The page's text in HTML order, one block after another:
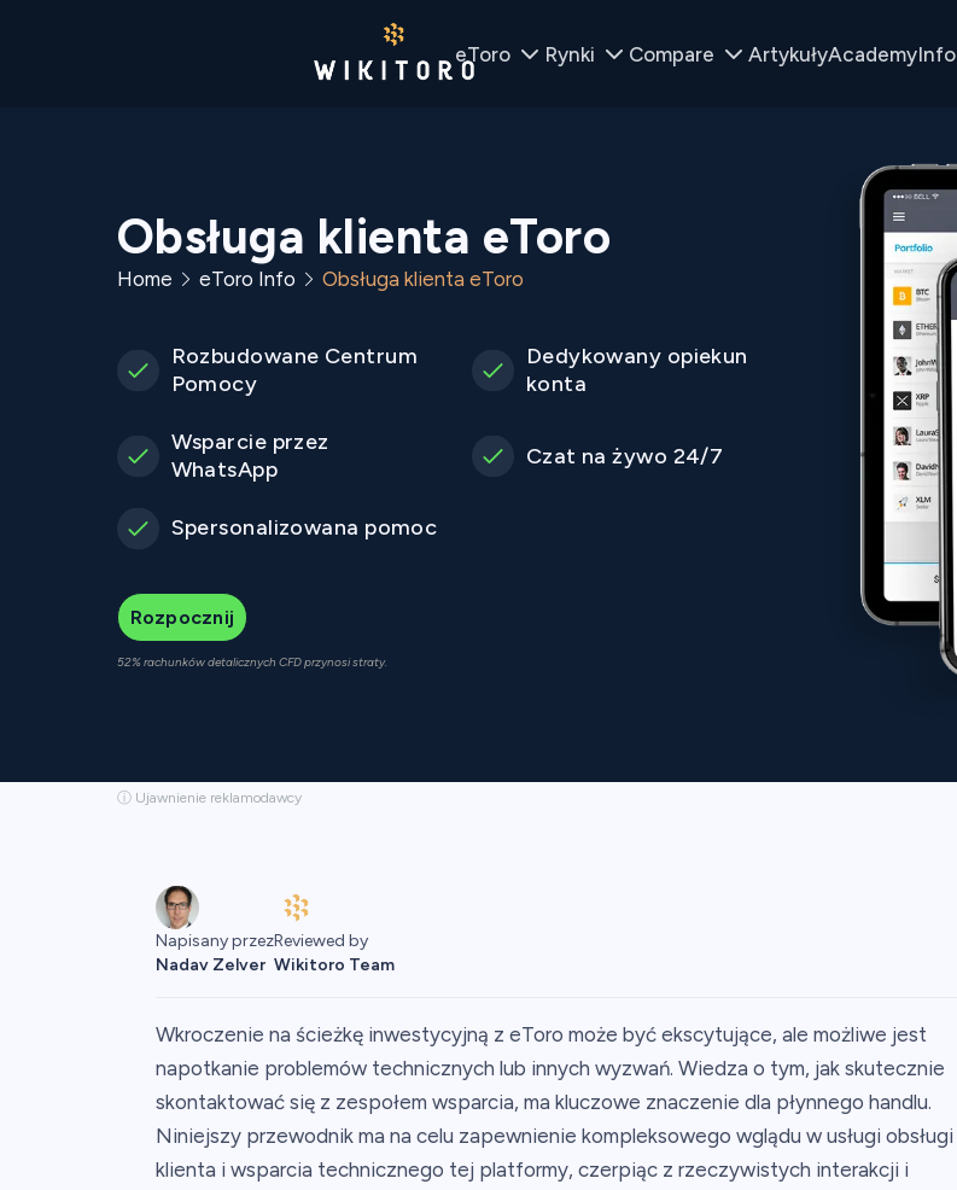
eToro Rynki Compare ArtykułyAcademyInfo
Obsługa klienta eToro
Home eToro Info Obsługa klienta eToro
Rozbudowane Centrum
Pomocy
Dedykowany opiekun
konta
Wsparcie przez
WhatsApp
Czat na żywo 24/7
Spersonalizowana pomoc
Rozpocznij
52% rachunków detalicznych CFD przynosi straty.
ⓘ Ujawnienie reklamodawcy
Napisany przez
Nadav Zelver
Reviewed by
Wikitoro Team
Wkroczenie na ścieżkę inwestycyjną z eToro może być ekscytujące, ale możliwe jest
napotkanie problemów technicznych lub innych wyzwań. Wiedza o tym, jak skutecznie
skontaktować się z zespołem wsparcia, ma kluczowe znaczenie dla płynnego handlu.
Niniejszy przewodnik ma na celu zapewnienie kompleksowego wglądu w usługi obsługi
klienta i wsparcia technicznego tej platformy, czerpiąc z rzeczywistych interakcji i